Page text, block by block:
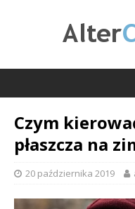
Czym
płaszcza na
20 października 2019